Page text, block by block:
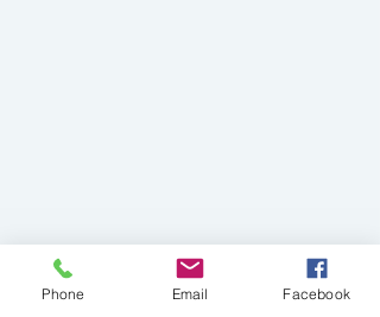
Phone Email Facebook